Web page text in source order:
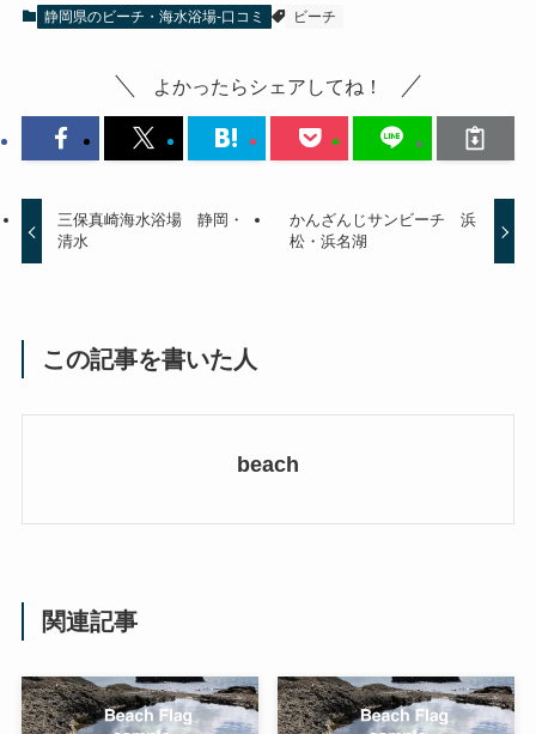
静岡県のビーチ・海水浴場-口コミ ビーチ
よかったらシェアしてね！
三保真崎海水浴場 静岡・
清水
かんざんじサンビーチ 浜
松・浜名湖
この記事を書いた人
beach
関連記事